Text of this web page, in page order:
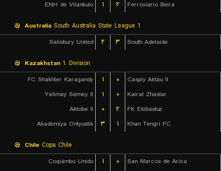
ENH de Vilankulo
۱ ۲ Ferroviario Beira
Australia South Australia State League 1
Salisbury United
۲ ۳ South Adelaide
Kazakhstan 1. Division
FC Shakhter Karagandy
۱ ۰
Caspiy Aktau II
Yelimay Semey II
۱ ۰
Kairat Zhastar
Aktobe II
۰ ۲
FK Ekibastuz
Akademiya Ontyustik
۳ ۱ Khan Tengri FC
Chile Copa Chile
Coquimbo Unido
۱ ۰
San Marcos de Arica